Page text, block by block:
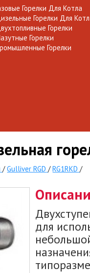
Горелки Для Котла
Горелки Для
Горелки
Горелки
Горелки
/Gulliver RGD /RG1RKD /
для